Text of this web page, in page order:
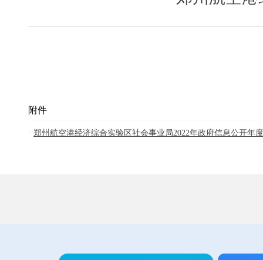
附件
郑州航空港经济综合实验区社会事业局2022年政府信息公开年